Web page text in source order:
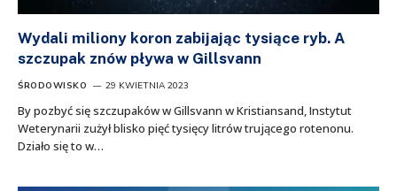
Wydali miliony koron zabijając tysiące ryb. A
szczupak znów pływa w Gillsvann
ŚRODOWISKO 29 KWIETNIA 2023
By pozbyć się szczupaków w Gillsvann w Kristiansand, Instytut
Weterynarii zużył blisko pięć tysięcy litrów trującego rotenonu.
Działo się to w…